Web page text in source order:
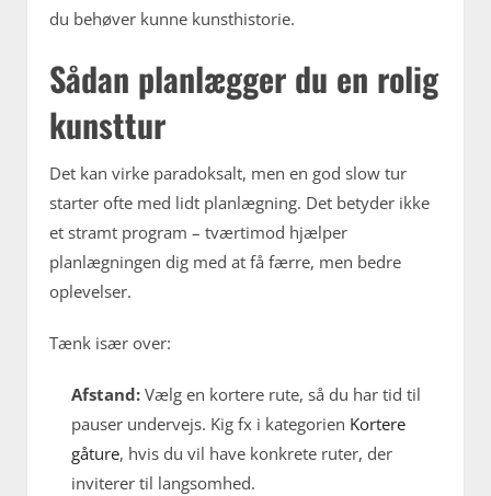
du behøver kunne kunsthistorie.
Sådan planlægger du en rolig
kunsttur
Det kan virke paradoksalt, men en god slow tur
starter ofte med lidt planlægning. Det betyder ikke
et stramt program – tværtimod hjælper
planlægningen dig med at få færre, men bedre
oplevelser.
Tænk især over:
Afstand: Vælg en kortere rute, så du har tid til
pauser undervejs. Kig fx i kategorien Kortere
gåture, hvis du vil have konkrete ruter, der
inviterer til langsomhed.